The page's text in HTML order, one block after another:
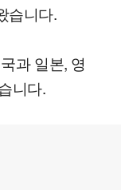
습니다.
과 일본, 영
니다.